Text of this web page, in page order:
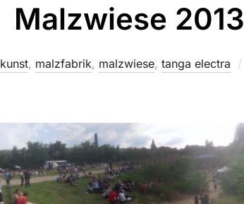
Malzwiese 2013
kunst, malzfabrik, malzwiese, tanga electra